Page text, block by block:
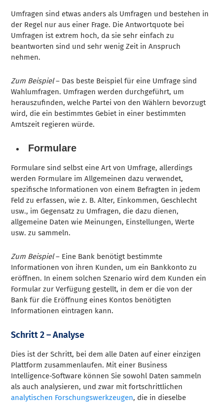
Umfragen sind etwas anders als Umfragen und bestehen in
der Regel nur aus einer Frage. Die Antwortquote bei
Umfragen ist extrem hoch, da sie sehr einfach zu
beantworten sind und sehr wenig Zeit in Anspruch
nehmen.
Zum Beispiel– Das beste Beispiel für eine Umfrage sind
Wahlumfragen. Umfragen werden durchgeführt, um
herauszufinden, welche Partei von den Wählern bevorzugt
wird, die ein bestimmtes Gebiet in einer bestimmten
Amtszeit regieren würde.
Formulare
Formulare sind selbst eine Art von Umfrage, allerdings
werden Formulare im Allgemeinen dazu verwendet,
spezifische Informationen von einem Befragten in jedem
Feld zu erfassen, wie z. B. Alter, Einkommen, Geschlecht
usw., im Gegensatz zu Umfragen, die dazu dienen,
allgemeine Daten wie Meinungen, Einstellungen, Werte
usw. zu sammeln.
Zum Beispiel– Eine Bank benötigt bestimmte
Informationen von ihren Kunden, um ein Bankkonto zu
eröffnen. In einem solchen Szenario wird dem Kunden ein
Formular zur Verfügung gestellt, in dem er die von der
Bank für die Eröffnung eines Kontos benötigten
Informationen eintragen kann.
Schritt 2 – Analyse
Dies ist der Schritt, bei dem alle Daten auf einer einzigen
Plattform zusammenlaufen. Mit einer Business
Intelligence-Software können Sie sowohl Daten sammeln
als auch analysieren, und zwar mit fortschrittlichen
analytischen Forschungswerkzeugen, die in dieselbe